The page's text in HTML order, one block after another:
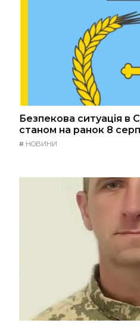
Безпекова ситуація в
станом на ранок 8
# НОВИНИ